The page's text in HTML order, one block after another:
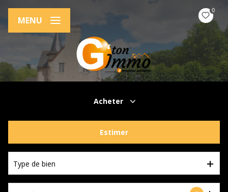
0
MENU
Acheter
Estimer
Type de bien